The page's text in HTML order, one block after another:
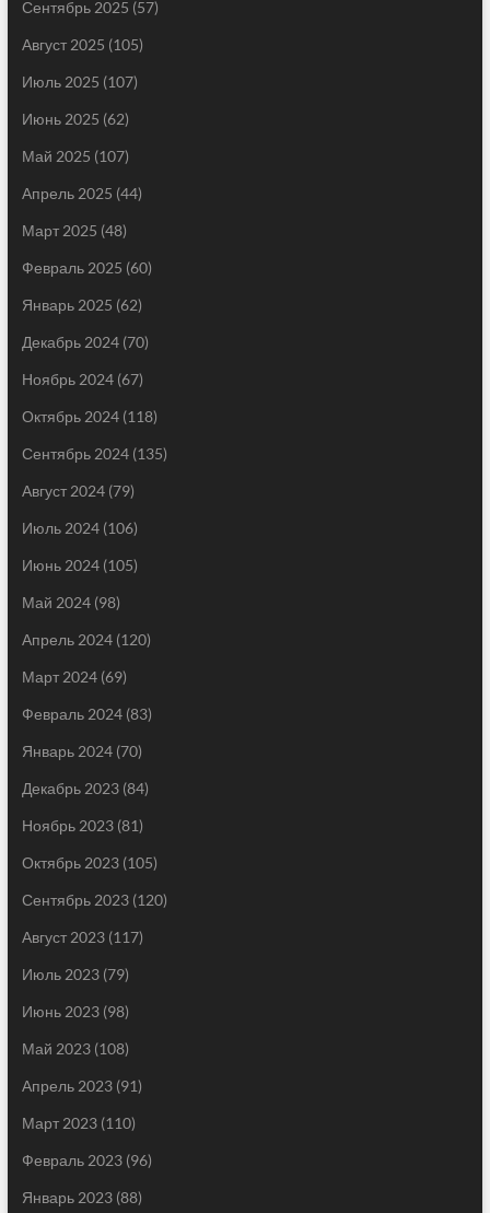
Сентябрь 2025 (57)
Август 2025 (105)
Июль 2025 (107)
Июнь 2025 (62)
Май 2025 (107)
Апрель 2025 (44)
Март 2025 (48)
Февраль 2025 (60)
Январь 2025 (62)
Декабрь 2024(70)
Ноябрь 2024(67)
Октябрь 2024(118)
Сентябрь 2024(135)
Август 2024(79)
Июль 2024(106)
Июнь 2024(105)
Май 2024(98)
Апрель 2024(120)
Март 2024(69)
Февраль 2024(83)
Январь 2024(70)
Декабрь 2023(84)
Ноябрь 2023(81)
Октябрь 2023(105)
Сентябрь 2023(120)
Август 2023(117)
Июль 2023(79)
Июнь 2023(98)
Май 2023(108)
Апрель 2023(91)
Март 2023(110)
Февраль 2023(96)
Январь 2023(88)